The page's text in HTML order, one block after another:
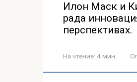
Илон Маск и
рада
перспективах.
На чтение: 4 мин